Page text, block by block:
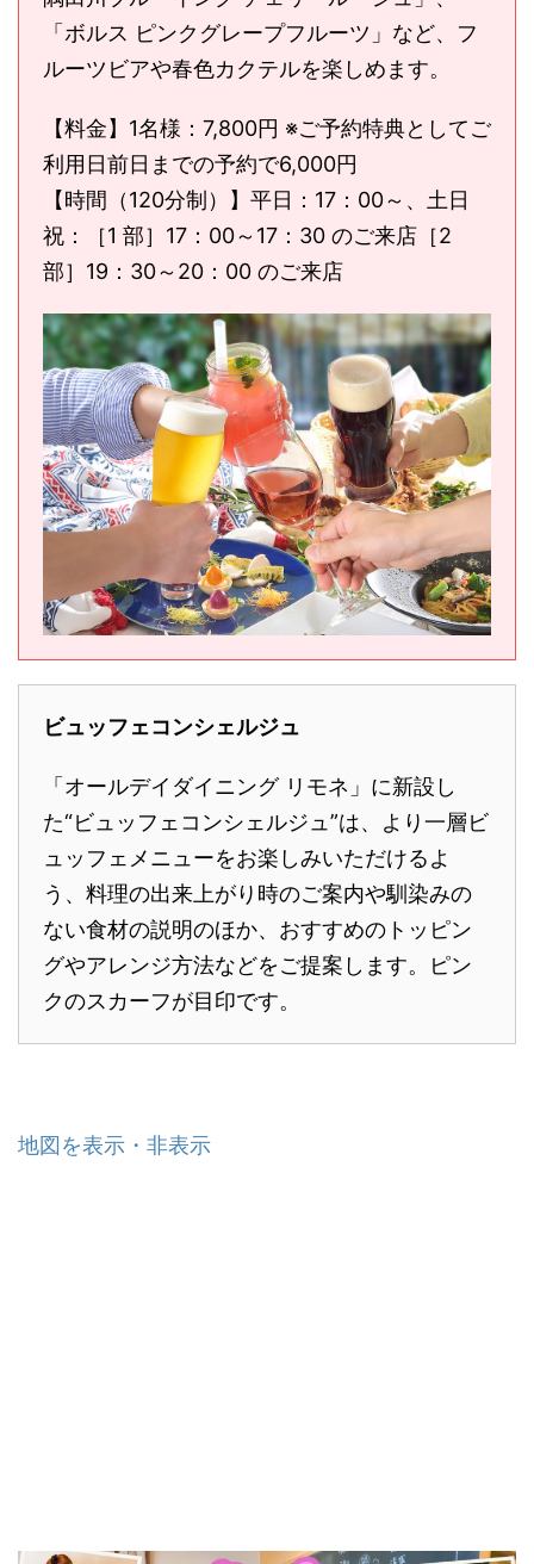
「ボルス ピンクグレープフルーツ」など、フ
ルーツビアや春色カクテルを楽しめます。
【料金】1名様：7,800円 ※ご予約特典としてご
利用日前日までの予約で6,000円
【時間（120分制）】平日：17：00～、土日
祝：［1 部］17：00～17：30 のご来店［2
部］19：30～20：00 のご来店
ビュッフェコンシェルジュ
「オールデイダイニング リモネ」に新設し
た“ビュッフェコンシェルジュ”は、より一層ビ
ュッフェメニューをお楽しみいただけるよ
う、料理の出来上がり時のご案内や馴染みの
ない食材の説明のほか、おすすめのトッピン
グやアレンジ方法などをご提案します。ピン
クのスカーフが目印です。
地図を表示・非表示